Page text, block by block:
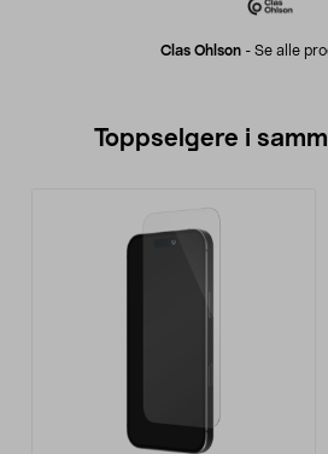
Clas Ohlson- Se alle
Toppselgere i